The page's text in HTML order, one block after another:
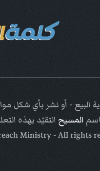
- أو نشر بأي شكل
المسيح التقيّد بهذه
Ministry- All rights